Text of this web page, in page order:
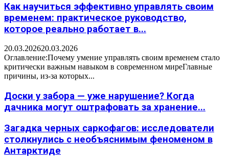
Как научиться эффективно управлять своим
временем: практическое руководство,
которое реально работает в...
20.03.202620.03.2026
Оглавление:Почему умение управлять своим временем стало
критически важным навыком в современном миреГлавные
причины, из-за которых...
Доски у забора — уже нарушение? Когда
дачника могут оштрафовать за хранение...
Загадка черных саркофагов: исследователи
столкнулись с необъяснимым феноменом в
Антарктиде